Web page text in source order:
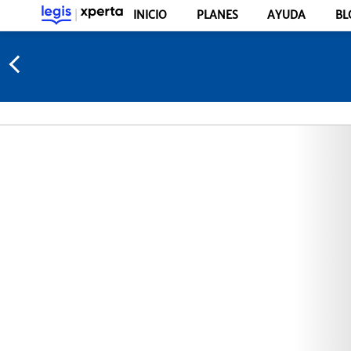
INICIO PLANES AYUDA